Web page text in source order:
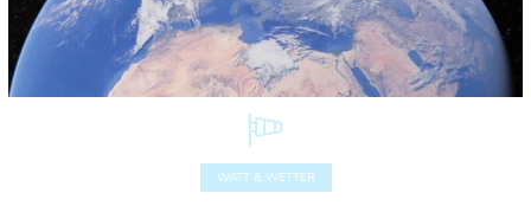
WATT & WETTER